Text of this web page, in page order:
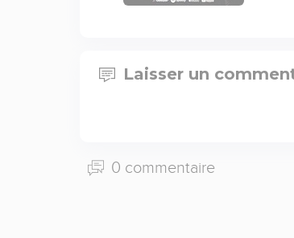
Laisser un
0 commentaire